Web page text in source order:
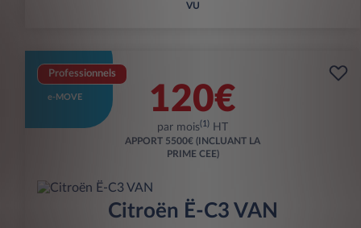
VU
Professionnels
e-MOVE 120€
par mois(1) HT
APPORT 5500€ (INCLUANT LA
PRIME CEE)
Citroën Ë-C3 VAN